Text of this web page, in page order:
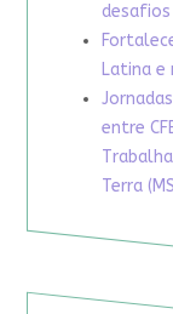
desafios
Latina e
entre
Terra